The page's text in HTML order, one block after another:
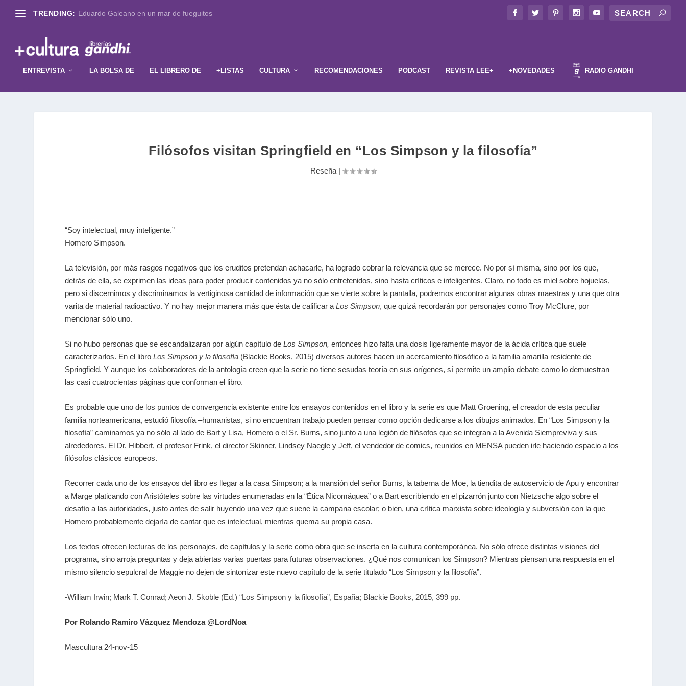
TRENDING: Eduardo Galeano en un mar de fueguitos
ENTREVISTA LA BOLSA DE EL LIBRERO DE +LISTAS CULTURA RECOMENDACIONES PODCAST REVISTA LEE+ +NOVEDADES RADIO GANDHI
Filósofos visitan Springfield en “Los Simpson y la filosofía”
Reseña|
“Soy intelectual, muy inteligente.”
Homero Simpson.
La televisión, por más rasgos negativos que los eruditos pretendan achacarle, ha logrado cobrar la relevancia que se merece. No por sí misma, sino por los que,
detrás de ella, se exprimen las ideas para poder producir contenidos ya no sólo entretenidos, sino hasta críticos e inteligentes. Claro, no todo es miel sobre hojuelas,
pero si discernimos y discriminamos la vertiginosa cantidad de información que se vierte sobre la pantalla, podremos encontrar algunas obras maestras y una que otra
varita de material radioactivo. Y no hay mejor manera más que ésta de calificar aLos Simpson, que quizá recordarán por personajes como Troy McClure, por
mencionar sólo uno.
Si no hubo personas que se escandalizaran por algún capítulo deLos Simpson, entonces hizo falta una dosis ligeramente mayor de la ácida crítica que suele
caracterizarlos. En el libro Los Simpson y la filosofía (Blackie Books, 2015) diversos autores hacen un acercamiento filosófico a la familia amarilla residente de
Springfield. Y aunque los colaboradores de la antología creen que la serie no tiene sesudas teoría en sus orígenes, sí permite un amplio debate como lo demuestran
las casi cuatrocientas páginas que conforman el libro.
Es probable que uno de los puntos de convergencia existente entre los ensayos contenidos en el libro y la serie es que Matt Groening, el creador de esta peculiar
familia norteamericana, estudió filosofía –humanistas, si no encuentran trabajo pueden pensar como opción dedicarse a los dibujos animados. En “Los Simpson y la
filosofía” caminamos ya no sólo al lado de Bart y Lisa, Homero o el Sr. Burns, sino junto a una legión de filósofos que se integran a la Avenida Siempreviva y sus
alrededores. El Dr. Hibbert, el profesor Frink, el director Skinner, Lindsey Naegle y Jeff, el vendedor de comics, reunidos en MENSA pueden irle haciendo espacio a los
filósofos clásicos europeos.
Recorrer cada uno de los ensayos del libro es llegar a la casa Simpson; a la mansión del señor Burns, la taberna de Moe, la tiendita de autoservicio de Apu y encontrar
a Marge platicando con Aristóteles sobre las virtudes enumeradas en la “Ética Nicomáquea” o a Bart escribiendo en el pizarrón junto con Nietzsche algo sobre el
desafío a las autoridades, justo antes de salir huyendo una vez que suene la campana escolar; o bien, una crítica marxista sobre ideología y subversión con la que
Homero probablemente dejaría de cantar que es intelectual, mientras quema su propia casa.
Los textos ofrecen lecturas de los personajes, de capítulos y la serie como obra que se inserta en la cultura contemporánea. No sólo ofrece distintas visiones del
programa, sino arroja preguntas y deja abiertas varias puertas para futuras observaciones. ¿Qué nos comunican los Simpson? Mientras piensan una respuesta en el
mismo silencio sepulcral de Maggie no dejen de sintonizar este nuevo capítulo de la serie titulado “Los Simpson y la filosofía”.
-William Irwin; Mark T. Conrad; Aeon J. Skoble (Ed.) “Los Simpson y la filosofía”, España; Blackie Books, 2015, 399 pp.
Por Rolando Ramiro Vázquez Mendoza @LordNoa
Mascultura 24-nov-15